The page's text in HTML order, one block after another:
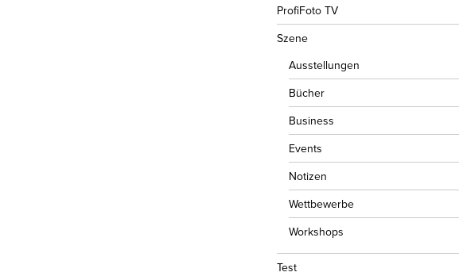
ProfiFoto TV
Szene
Ausstellungen
Bücher
Business
Events
Notizen
Wettbewerbe
Workshops
Test